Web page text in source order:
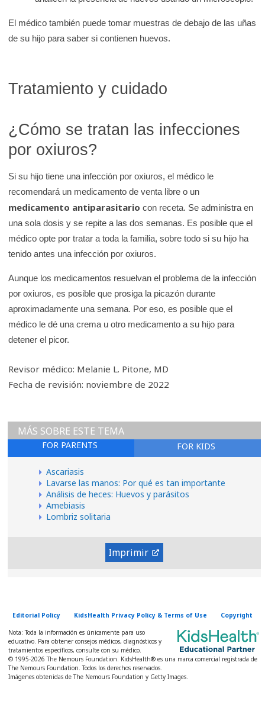
El médico también puede tomar muestras de debajo de las uñas
de su hijo para saber si contienen huevos.
Tratamiento y cuidado
¿Cómo se tratan las infecciones
por oxiuros?
Si su hijo tiene una infección por oxiuros, el médico le
recomendará un medicamento de venta libre o un
medicamento antiparasitariocon receta. Se administra en
una sola dosis y se repite a las dos semanas. Es posible que el
médico opte por tratar a toda la familia, sobre todo si su hijo ha
tenido antes una infección por oxiuros.
Aunque los medicamentos resuelvan el problema de la infección
por oxiuros, es posible que prosiga la picazón durante
aproximadamente una semana. Por eso, es posible que el
médico le dé una crema u otro medicamento a su hijo para
detener el picor.
Revisor médico: Melanie L. Pitone, MD
Fecha de revisión: noviembre de 2022
FOR KIDS
FOR PARENTS
MÁS SOBRE ESTE TEMA
Ascariasis
Lavarse las manos: Por qué es tan importante
Análisis de heces: Huevos y parásitos
Amebiasis
Lombriz solitaria
Imprimir
Editorial Policy KidsHealth Privacy Policy & Terms of Use Copyright
Nota: Toda la información es únicamente para uso
educativo. Para obtener consejos médicos, diagnósticos y
tratamientos específicos, consulte con su médico.
© 1995-2026 The Nemours Foundation. KidsHealth® es una marca comercial registrada de
The Nemours Foundation. Todos los derechos reservados.
Imágenes obtenidas de The Nemours Foundation y Getty Images.